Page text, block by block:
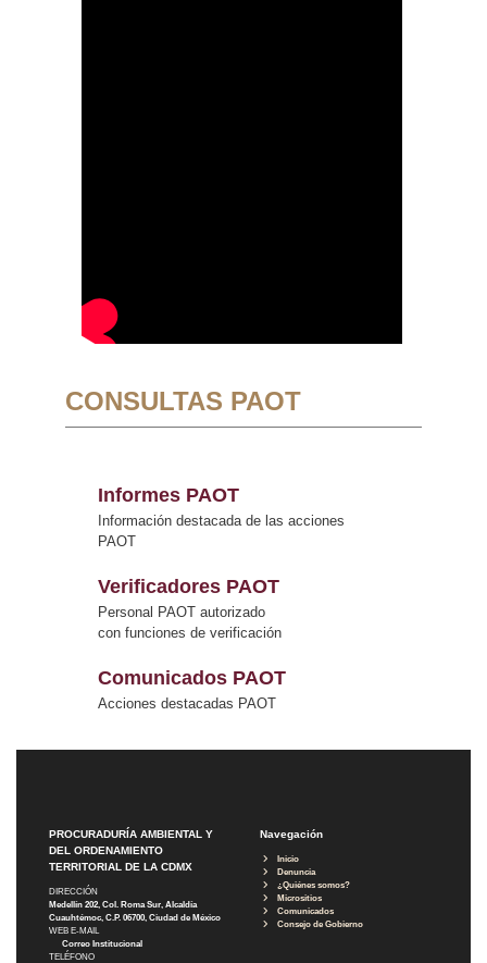
CONSULTAS PAOT
Informes PAOT
Información destacada de las acciones
PAOT
Verificadores PAOT
Personal PAOT autorizado
con funciones de verificación
Comunicados PAOT
Acciones destacadas PAOT
PROCURADURÍA AMBIENTAL Y
DEL ORDENAMIENTO
TERRITORIAL DE LA CDMX
DIRECCIÓN
Medellín 202, Col. Roma Sur, Alcaldía
Cuauhtémoc, C.P. 06700, Ciudad de México
WEB E-MAIL
Correo Institucional
TELÉFONO
Navegación
Inicio
Denuncia
¿Quiénes somos?
Micrositios
Comunicados
Consejo de Gobierno